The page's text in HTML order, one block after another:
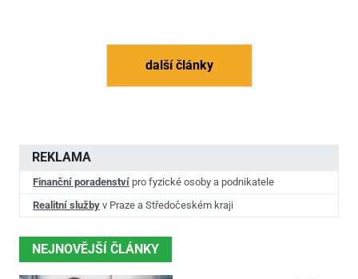
další články
REKLAMA
Finanční poradenství pro fyzické osoby a podnikatele
Realitní služby v Praze a Středočeském kraji
NEJNOVĚJŠÍ ČLÁNKY